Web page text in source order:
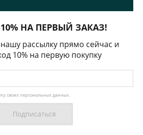
и шелка
Футболка из хлопка и
шерсти
MENTE
мужские футболки
НА ПЕРВЫЙ ЗАКАЗ!
рассылку прямо сейчас и
10% на первую покупку
своих персональных данных.